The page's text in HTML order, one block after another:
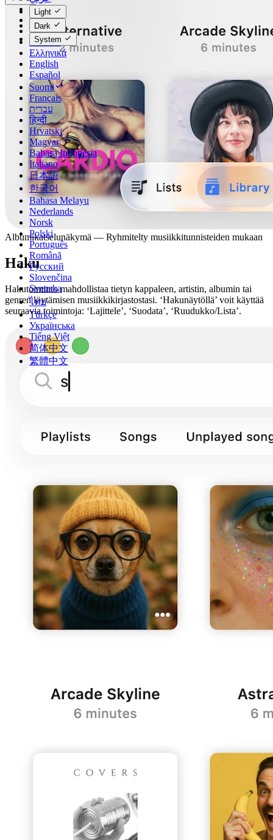
Català
Čeština
Dansk
Deutsch
Ελληνικά
English
Español
Suomi
Français
עברית
हिन्दी
Hrvatski
Magyar
Bahasa Indonesia
Italiano
日本語
한국어
Bahasa Melayu
Nederlands
Norsk
Polski
Português
Română
Русский
Slovenčina
Svenska
ไทย
Türkçe
Українська
Tiếng Việt
简体中文
繁體中文
Light
Dark
System
Albumikatselunäkymä — Ryhmitelty musiikkitunnisteiden mukaan
Haku
Hakutoiminto mahdollistaa tietyn kappaleen, artistin, albumin tai
genren löytämisen musiikkikirjastostasi. ‘Hakunäytöllä’ voit käyttää
seuraavia toimintoja: ‘Lajittele’, ‘Suodata’, ‘Ruudukko/Lista’.